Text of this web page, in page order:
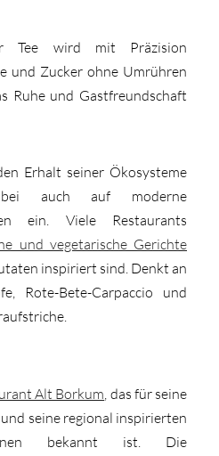
Tee wird mit Präzision
und Zucker ohne Umrühren
Ruhe und Gastfreundschaft
Erhalt seiner Ökosysteme
auch auf moderne
ein. Viele Restaurants
und vegetarische Gerichte
inspiriert sind. Denkt an
Rote-Bete-Carpaccio und
Alt Borkum, das für seine
seine regional inspirierten
bekannt ist. Die